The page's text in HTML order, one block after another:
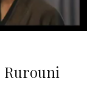
Rurouni